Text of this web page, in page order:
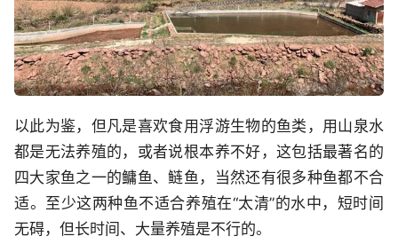
以此为鉴，但凡是喜欢食用浮游生物的鱼类，用山泉水
都是无法养殖的，或者说根本养不好，这包括最著名的
四大家鱼之一的鳙鱼、鲢鱼，当然还有很多种鱼都不合
适。至少这两种鱼不适合养殖在“太清”的水中，短时间
无碍，但长时间、大量养殖是不行的。